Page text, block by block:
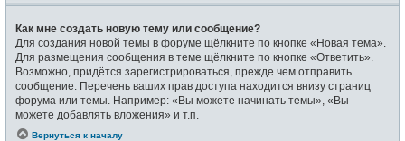
Как мне создать новую тему или сообщение?
Для создания новой темы в форуме щёлкните по кнопке «Новая тема».
Для размещения сообщения в теме щёлкните по кнопке «Ответить».
Возможно, придётся зарегистрироваться, прежде чем отправить
сообщение. Перечень ваших прав доступа находится внизу страниц
форума или темы. Например: «Вы можете начинать темы», «Вы
можете добавлять вложения» и т.п.
Вернуться к началу